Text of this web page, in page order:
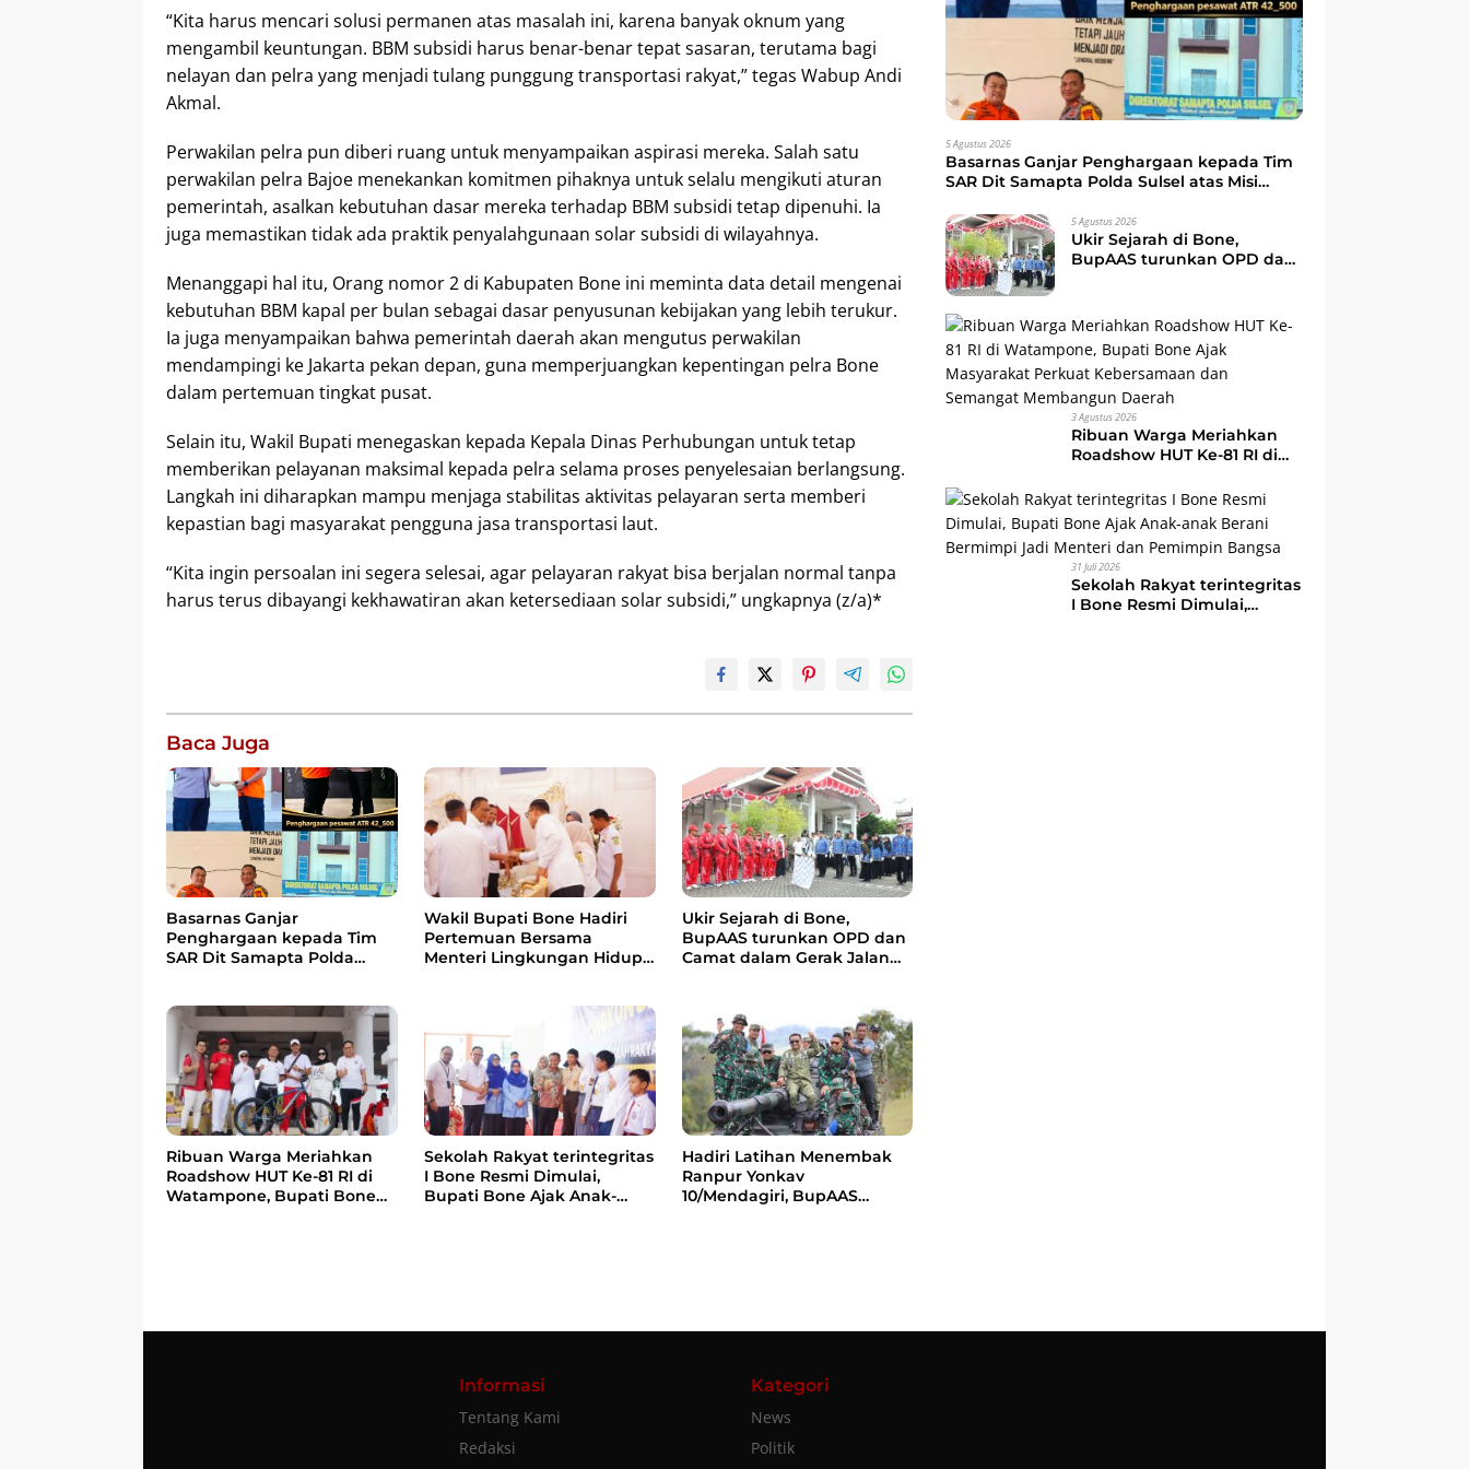
“Kita harus mencari solusi permanen atas masalah ini, karena banyak oknum yang
mengambil keuntungan. BBM subsidi harus benar-benar tepat sasaran, terutama bagi
nelayan dan pelra yang menjadi tulang punggung transportasi rakyat,” tegas Wabup Andi
Akmal.
Perwakilan pelra pun diberi ruang untuk menyampaikan aspirasi mereka. Salah satu
perwakilan pelra Bajoe menekankan komitmen pihaknya untuk selalu mengikuti aturan
pemerintah, asalkan kebutuhan dasar mereka terhadap BBM subsidi tetap dipenuhi. Ia
juga memastikan tidak ada praktik penyalahgunaan solar subsidi di wilayahnya.
Menanggapi hal itu, Orang nomor 2 di Kabupaten Bone ini meminta data detail mengenai
kebutuhan BBM kapal per bulan sebagai dasar penyusunan kebijakan yang lebih terukur.
Ia juga menyampaikan bahwa pemerintah daerah akan mengutus perwakilan
mendampingi ke Jakarta pekan depan, guna memperjuangkan kepentingan pelra Bone
dalam pertemuan tingkat pusat.
Selain itu, Wakil Bupati menegaskan kepada Kepala Dinas Perhubungan untuk tetap
memberikan pelayanan maksimal kepada pelra selama proses penyelesaian berlangsung.
Langkah ini diharapkan mampu menjaga stabilitas aktivitas pelayaran serta memberi
kepastian bagi masyarakat pengguna jasa transportasi laut.
“Kita ingin persoalan ini segera selesai, agar pelayaran rakyat bisa berjalan normal tanpa
harus terus dibayangi kekhawatiran akan ketersediaan solar subsidi,” ungkapnya (z/a)*
Baca Juga
Basarnas Ganjar
Penghargaan kepada Tim
SAR Dit Samapta Polda
Wakil Bupati Bone Hadiri
Pertemuan Bersama
Menteri Lingkungan Hidup,
Ukir Sejarah di Bone,
BupAAS turunkan OPD dan
Camat dalam Gerak Jalan
Ribuan Warga Meriahkan
Roadshow HUT Ke-81 RI di
Watampone, Bupati Bone
Sekolah Rakyat terintegritas
I Bone Resmi Dimulai,
Bupati Bone Ajak Anak-
Hadiri Latihan Menembak
Ranpur Yonkav
10/Mendagiri, BupAAS
5 Agustus 2026
Basarnas Ganjar Penghargaan kepada Tim
SAR Dit Samapta Polda Sulsel atas Misi
5 Agustus 2026
Ukir Sejarah di Bone,
BupAAS turunkan OPD dan
3 Agustus 2026
Ribuan Warga Meriahkan
Roadshow HUT Ke-81 RI di
Ajak Masyarakat Perkuat
Kebersamaan dan
Semangat Membangun
Daerah
31 Juli 2026
Sekolah Rakyat terintegritas
I Bone Resmi Dimulai,
Informasi
Tentang Kami
Redaksi
Kategori
News
Politik